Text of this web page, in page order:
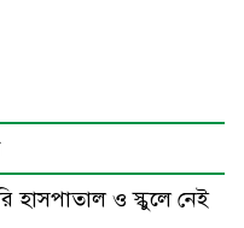
হাসপাতাল ও স্কুলে নেই